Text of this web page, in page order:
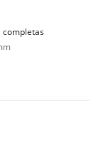
completas